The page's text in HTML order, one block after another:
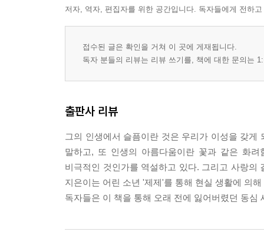
저자, 역자, 편집자를 위한 공간입니다. 독자들에게 전하
접수된 글은 확인을 거쳐 이 곳에 게재됩니다.
독자 분들의 리뷰는 리뷰 쓰기를, 책에 대한 문의는
출판사 리뷰
그의 인생에서 슬픔이란 것은 우리가 이성을 갖
말하고, 또 인생의 아름다움이란 꽃과 같은 화
비극적인 것인가를 역설하고 있다. 그리고 사랑
지은이는 어린 소년 '제제'를 통해 현실 생활에 의
독자들은 이 책을 통해 오래 전에 잃어버렸던 동